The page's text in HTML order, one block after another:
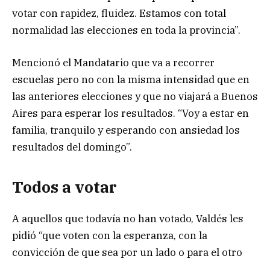
votar con rapidez, fluidez. Estamos con total
normalidad las elecciones en toda la provincia”.
Mencionó el Mandatario que va a recorrer
escuelas pero no con la misma intensidad que en
las anteriores elecciones y que no viajará a Buenos
Aires para esperar los resultados. “Voy a estar en
familia, tranquilo y esperando con ansiedad los
resultados del domingo”.
Todos a votar
A aquellos que todavía no han votado, Valdés les
pidió “que voten con la esperanza, con la
convicción de que sea por un lado o para el otro